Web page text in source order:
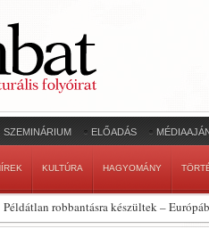
SZEMINÁRIUM ELŐADÁS
KULTÚRA HAGYOMÁNY
Példátlan robbantásra készültek –